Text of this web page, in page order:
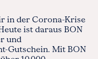
in der Corona-Krise
ist daraus BON
und
Gutschein. Mit BON